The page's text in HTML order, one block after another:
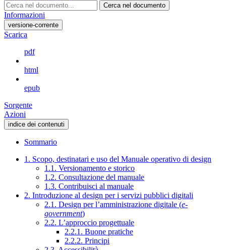
Cerca nel documento
Informazioni
versione-corrente
Scarica
pdf
html
epub
Sorgente
Azioni
indice dei contenuti
Sommario
1. Scopo, destinatari e uso del Manuale operativo di design
1.1. Versionamento e storico
1.2. Consultazione del manuale
1.3. Contribuisci al manuale
2. Introduzione al design per i servizi pubblici digitali
2.1. Design per l’amministrazione digitale (e-
government)
2.2. L’approccio progettuale
2.2.1. Buone pratiche
2.2.2. Principi